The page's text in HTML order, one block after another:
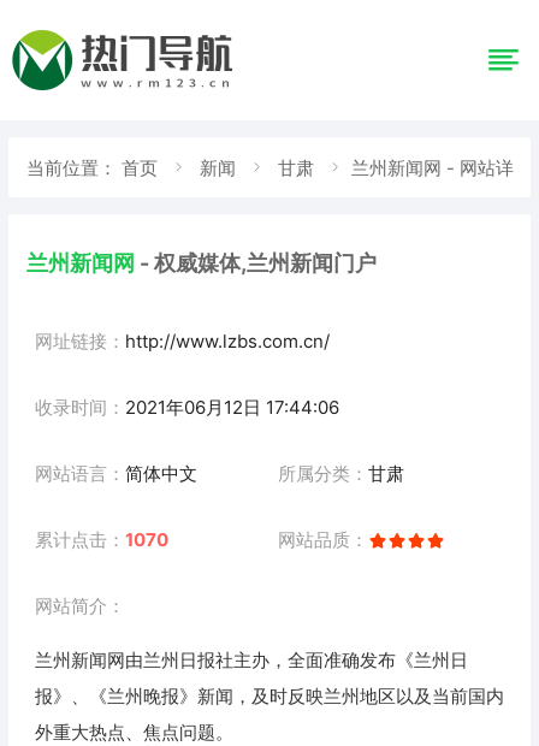
当前位置： 首页 新闻 甘肃 兰州新闻网 - 网站详
兰州新闻网 - 权威媒体,兰州新闻门户
网址链接： http://www.lzbs.com.cn/
收录时间： 2021年06月12日 17:44:06
网站语言： 简体中文 所属分类： 甘肃
累计点击： 1070 网站品质：
网站简介：
兰州新闻网由兰州日报社主办，全面准确发布《兰州日
报》、《兰州晚报》新闻，及时反映兰州地区以及当前国内
外重大热点、焦点问题。